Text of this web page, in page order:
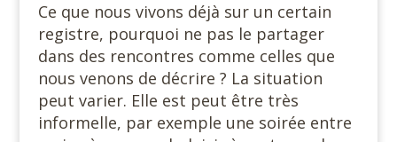
Ce que nous vivons déjà sur un certain
registre, pourquoi ne pas le partager
dans des rencontres comme celles que
nous venons de décrire ? La situation
peut varier. Elle est peut être très
informelle, par exemple une soirée entre